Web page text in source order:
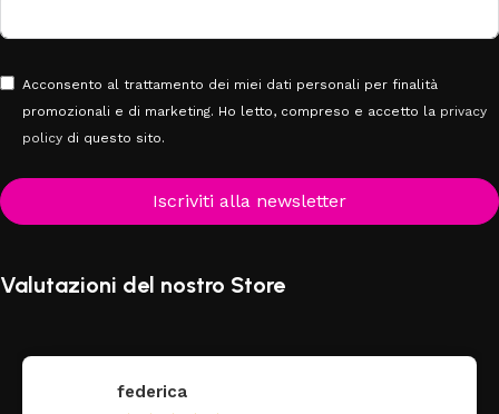
Acconsento al trattamento dei miei dati personali per finalità
promozionali e di marketing. Ho letto, compreso e accetto la privacy
policy di questo sito.
Iscriviti alla newsletter
Valutazioni del nostro Store
federica